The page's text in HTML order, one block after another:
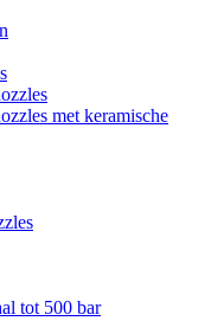
met keramische
tot 500 bar